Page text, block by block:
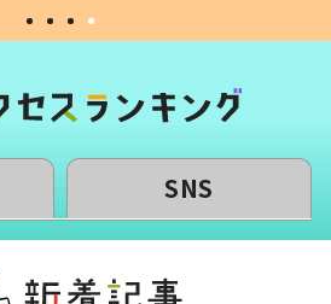
SNS